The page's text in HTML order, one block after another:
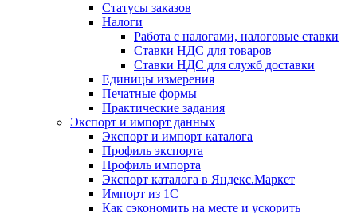
Статусы заказов
Налоги
Работа с налогами, налоговые ставки
Ставки НДС для товаров
Ставки НДС для служб доставки
Единицы измерения
Печатные формы
Практические задания
Экспорт и импорт данных
Экспорт и импорт каталога
Профиль экспорта
Профиль импорта
Экспорт каталога в Яндекс.Маркет
Импорт из 1С
Как сэкономить на месте и ускорить